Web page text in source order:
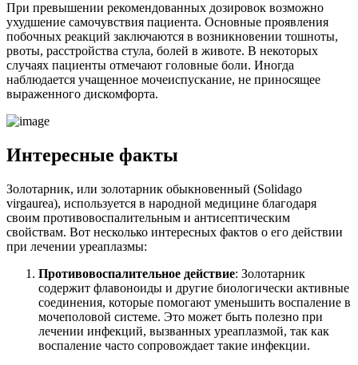
При превышении рекомендованных дозировок возможно
ухудшение самочувствия пациента. Основные проявления
побочных реакций заключаются в возникновении тошноты,
рвоты, расстройства стула, болей в животе. В некоторых
случаях пациенты отмечают головные боли. Иногда
наблюдается учащенное мочеиспускание, не приносящее
выраженного дискомфорта.
Интересные факты
Золотарник, или золотарник обыкновенный (Solidago
virgaurea), используется в народной медицине благодаря
своим противовоспалительным и антисептическим
свойствам. Вот несколько интересных фактов о его действии
при лечении уреаплазмы:
Противовоспалительное действие: Золотарник
содержит флавоноиды и другие биологически активные
соединения, которые помогают уменьшить воспаление в
мочеполовой системе. Это может быть полезно при
лечении инфекций, вызванных уреаплазмой, так как
воспаление часто сопровождает такие инфекции.